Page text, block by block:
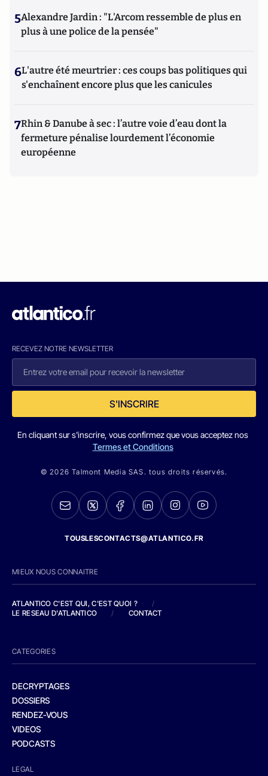
5Alexandre Jardin : "L'Arcom ressemble de plus en
plus à une police de la pensée"
6L'autre été meurtrier : ces coups bas politiques qui
s'enchaînent encore plus que les canicules
7Rhin & Danube à sec : l’autre voie d’eau dont la
fermeture pénalise lourdement l’économie
européenne
RECEVEZ NOTRE NEWSLETTER
S'INSCRIRE
En cliquant sur s'inscrire, vous confirmez que vous acceptez nos
Termes et Conditions
© 2026 Talmont Media SAS. tous droits réservés.
TOUSLESCONTACTS@ATLANTICO.FR
MIEUX NOUS CONNAITRE
ATLANTICO C'EST QUI, C'EST QUOI ?
/
LE RESEAU D'ATLANTICO
/ CONTACT
CATEGORIES
DECRYPTAGES
DOSSIERS
RENDEZ-VOUS
VIDEOS
PODCASTS
LEGAL